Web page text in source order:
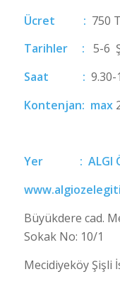
Ücret : 750
Tarihler : 5-6
Saat : 9.30-
Kontenjan: max
Yer : ALGI
Büyükdere cad.
Sokak No: 10/1
Mecidiyeköy Şişli